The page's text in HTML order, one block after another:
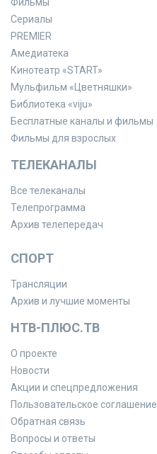
Сериалы
PREMIER
Амедиатека
Кинотеатр «START»
Мульфильм «Цветняшки»
Библиотека «viju»
Бесплатные каналы и фильмы
Фильмы для взрослых
ТЕЛЕКАНАЛЫ
Все телеканалы
Телепрограмма
Архив телепередач
СПОРТ
Трансляции
Архив и лучшие моменты
НТВ-ПЛЮС.ТВ
О проекте
Новости
Акции и спецпредложения
Пользовательское соглашение
Обратная связь
Вопросы и ответы